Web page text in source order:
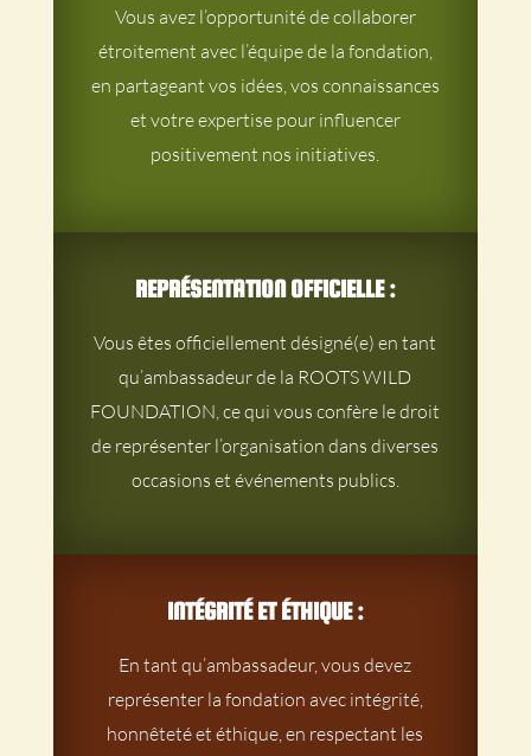
Vous avez l’opportunité de collaborer
étroitement avec l’équipe de la fondation,
en partageant vos idées, vos connaissances
et votre expertise pour influencer
positivement nos initiatives.
REPRÉSENTATION OFFICIELLE :
Vous êtes officiellement désigné(e) en tant
qu’ambassadeur de la ROOTS WILD
FOUNDATION, ce qui vous confère le droit
de représenter l’organisation dans diverses
occasions et événements publics.
INTÉGRITÉ ET ÉTHIQUE :
En tant qu’ambassadeur, vous devez
représenter la fondation avec intégrité,
honnêteté et éthique, en respectant les